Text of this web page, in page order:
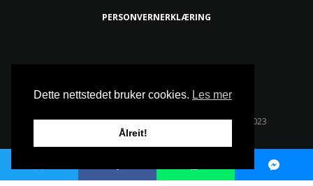
PERSONVERNERKLÆRING
Alle rettigheter reservert • Copyright © Natt & Dag 2023
Dette nettstedet bruker cookies. Les mer
Ålreit!